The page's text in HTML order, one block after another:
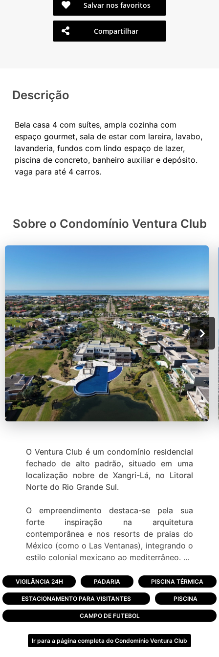
Salvar nos favoritos
Compartilhar
Descrição
Bela casa 4 com suítes, ampla cozinha com
espaço gourmet, sala de estar com lareira, lavabo,
lavanderia, fundos com lindo espaço de lazer,
piscina de concreto, banheiro auxiliar e depósito.
Sobre o Condomínio Ventura Club
O Ventura Club é um condomínio residencial
fechado de alto padrão, situado em uma
localização nobre de Xangri-Lá, no Litoral
Norte do Rio Grande Sul.
O empreendimento destaca-se pela sua
forte inspiração na arquitetura
contemporânea e nos resorts de praias do
México (como o Las Ventanas), integrando o
estilo colonial mexicano ao mediterrâneo.
Estrutura e Lotes
Área Total: Possui 419.000 m², onde a
ocupação dos terrenos corresponde a
apenas 44,80% do espaço.
Lotes: Distribuídos em 13 quadras, totaliza
VIGILÂNCIA 24H PADARIA PISCINA TÉRMICA
ESTACIONAMENTO PARA VISITANTES PISCINA
CAMPO DE FUTEBOL
Ir para a página completa do Condomínio Ventura Club